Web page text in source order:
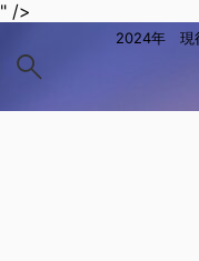
" />
2024年 現